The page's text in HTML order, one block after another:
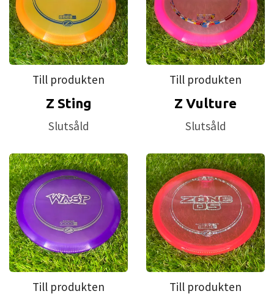
Till produkten
Z Sting
Slutsåld
Till produkten
Z Vulture
Slutsåld
Till produkten Till produkten